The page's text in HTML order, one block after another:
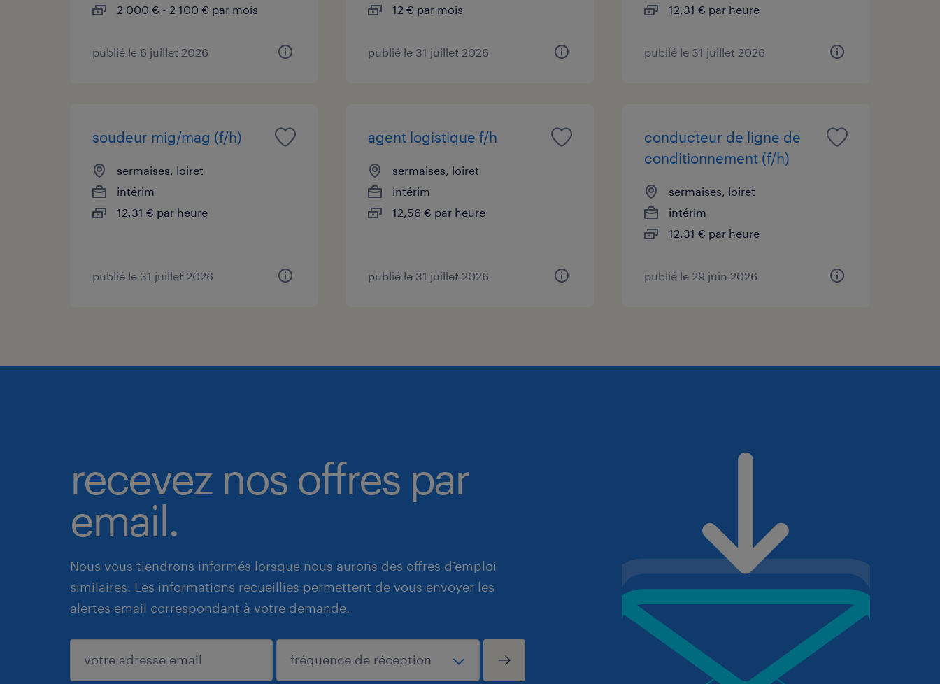
2 000 € - 2 100 € par mois
publié le 6 juillet 2026
12 € par mois
publié le 31 juillet 2026
12,31 € par heure
publié le 31 juillet 2026
soudeur mig/mag (f/h)
sermaises, loiret
intérim
12,31 € par heure
publié le 31 juillet 2026
agent logistique f/h
sermaises, loiret
intérim
12,56 € par heure
publié le 31 juillet 2026
conducteur de ligne de
conditionnement (f/h)
sermaises, loiret
intérim
12,31 € par heure
publié le 29 juin 2026
recevez nos offres par
email.
Nous vous tiendrons informés lorsque nous aurons des offres d'emploi
similaires. Les informations recueillies permettent de vous envoyer les
alertes email correspondant à votre demande.
enregistrer